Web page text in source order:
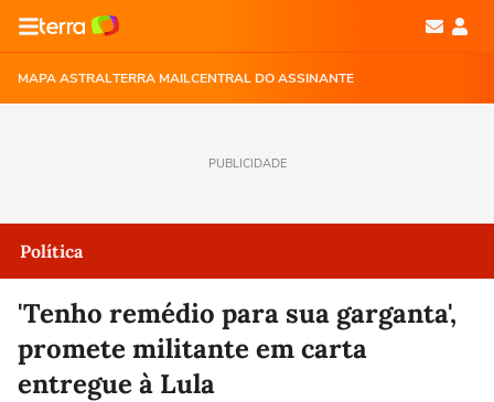
MAPA ASTRALTERRA MAILCENTRAL DO ASSINANTE
PUBLICIDADE
Política
'Tenho remédio para sua garganta',
promete militante em carta
entregue à Lula